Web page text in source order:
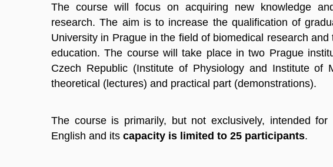
The course will focus on acquiring new knowledge
research. The aim is to increase the qualification of
University in Prague in the field of biomedical research
education. The course will take place in two Prague
Czech Republic (Institute of Physiology and Institute of
theoretical (lectures) and practical part (demonstrations).
The course is primarily, but not exclusively, intended for
English and its capacity is limited to 25 participants.